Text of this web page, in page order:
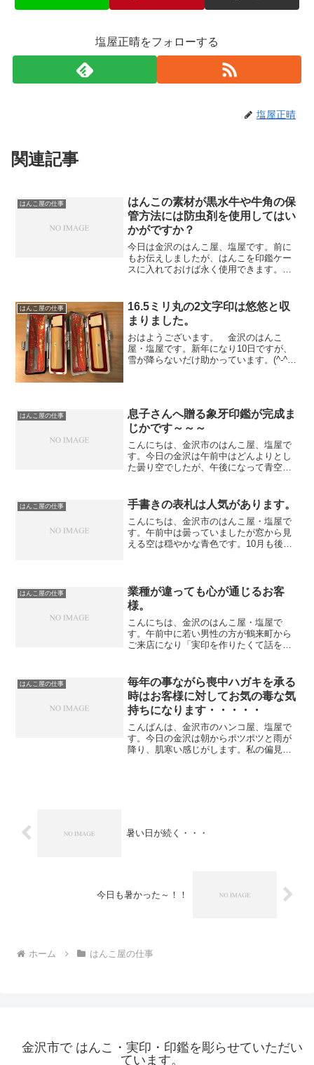
塩屋正晴をフォローする
塩屋正晴
関連記事
はんこ屋の仕事
はんこの素材が黒水牛や牛角の保
管方法には防虫剤を使用してはい
かがですか？
今日は金沢のはんこ屋、塩屋です。前に
もお伝えしましたが、はんこを印鑑ケー
スに入れておけば永く使用できます。ご
合）でお手元の印材が黒水牛や牛角の場
合は防虫材を入れた引出の...
はんこ屋の仕事
16.5ミリ丸の2文字印は悠悠と収
まりました。
おはようございます。 金沢のはんこ
屋・塩屋です。新年になり10日ですが、
雪が降らないだけ助かっています。(^-^)
はんこ屋の仕事
息子さんへ贈る象牙印鑑が完成ま
じかです～～～
こんにちは、金沢市のはんこ屋、塩屋で
す。今日の金沢は午前中はどんよりとし
た曇り空でしたが、午後になって青空も
丸を篆書体で彫りました。 先日、加賀
市からご来店いただいた...
はんこ屋の仕事 手書きの表札は人気があります。
こんにちは、金沢市のはんこ屋・塩屋で
す。午前中は曇っていましたが窓から見
える空は穏やかな青色です。10月も後半
くなってきました・・・...
はんこ屋の仕事
業種が違っても心が通じるお客
様。
こんにちは、金沢のはんこ屋・塩屋で
す。午前中に若い男性の方が鶴来町から
ご来店になり「実印を作りたくて話を聞
越しいただいたようです。 感謝、感謝
です。数件回って納得のいく...
はんこ屋の仕事
毎年の事ながら喪中ハガキを承る
時はお客様に対してお気の毒な気
持ちになります・・・・・
こんばんは、金沢市のハンコ屋、塩屋で
す。今日の金沢は朝からポツポツと雨が
降り、肌寒い感じがします。私の偏見で
暑い日が続く・・・
今日も暑かった～！！
ホーム はんこ屋の仕事
金沢市で はんこ・実印・印鑑を彫らせていただい
ています。